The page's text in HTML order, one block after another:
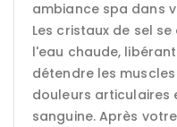
ambiance spa dans
Les cristaux de sel
l'eau chaude,
détendre les
douleurs articulaires
sanguine. Après